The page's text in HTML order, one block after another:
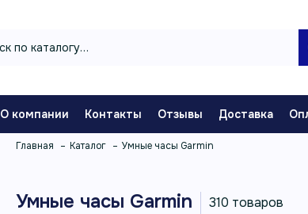
О компании Контакты Отзывы Доставка
Главная Каталог Умные часы Garmin
Умные часы Garmin